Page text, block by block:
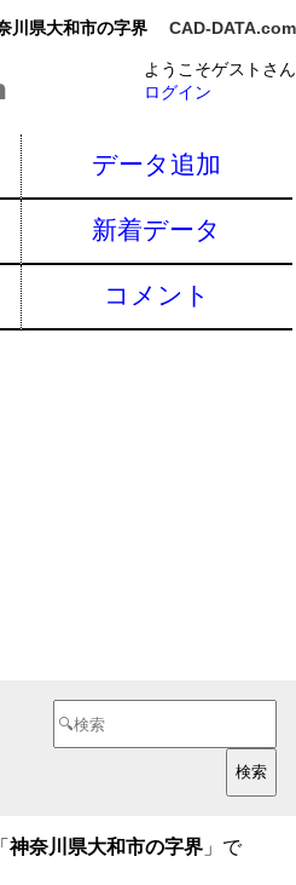
川県大和市の字界 CAD-DATA.com
ようこそゲストさん
ログイン
データ追加
新着データ
コメント
神奈川県大和市の字界 」で